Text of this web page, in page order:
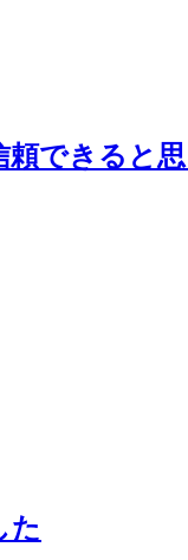
頼できると
た